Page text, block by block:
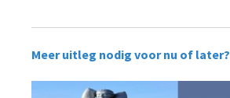
Meer uitleg nodig voor nu of later?